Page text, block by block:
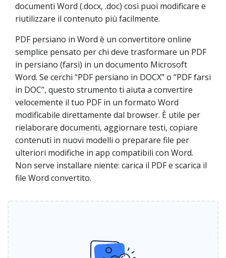
documenti Word (.docx, .doc) così puoi modificare e
riutilizzare il contenuto più facilmente.
PDF persiano in Word è un convertitore online
semplice pensato per chi deve trasformare un PDF
in persiano (farsi) in un documento Microsoft
Word. Se cerchi “PDF persiano in DOCX” o “PDF farsi
in DOC”, questo strumento ti aiuta a convertire
velocemente il tuo PDF in un formato Word
modificabile direttamente dal browser. È utile per
rielaborare documenti, aggiornare testi, copiare
contenuti in nuovi modelli o preparare file per
ulteriori modifiche in app compatibili con Word.
Non serve installare niente: carica il PDF e scarica il
file Word convertito.